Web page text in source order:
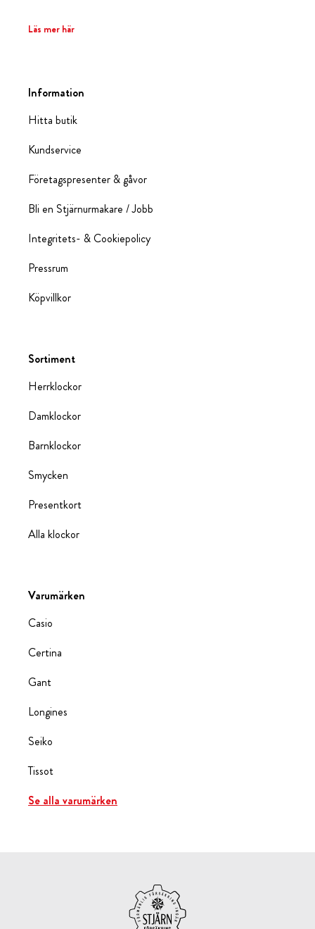
Läs mer här
Information
Hitta butik
Kundservice
Företagspresenter & gåvor
Bli en Stjärnurmakare / Jobb
Integritets- & Cookiepolicy
Pressrum
Köpvillkor
Sortiment
Herrklockor
Damklockor
Barnklockor
Smycken
Presentkort
Alla klockor
Varumärken
Casio
Certina
Gant
Longines
Seiko
Tissot
Se alla varumärken